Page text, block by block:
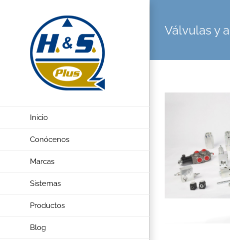
Inicio
Conócenos
Marcas
Sistemas
Productos
Blog
Válvulas y